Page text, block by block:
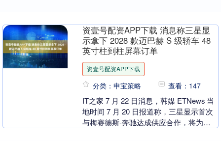
资壹号配资APP下载 消息称三星显
示拿下 2028 款迈巴赫 S 级轿车 48
英寸柱到柱屏幕订单
资壹号配资APP下载
分类：申宝策略 查看：147
IT之家 7 月 22 日消息，韩媒 ETNews 当
地时间 7 月 20 日报道称，三星显示首次
与梅赛德斯-奔驰达成供应合作，将为梅